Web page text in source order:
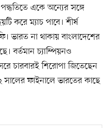
একে অন্যের সঙ্গে
করে ম্যাচ পাবে। শীর্ষ
ভারত না থাকায় বাংলাদেশের
বর্তমান চ্যাম্পিয়নও
চারবারই শিরোপা জিতেছেন
সালের ফাইনালে ভারতের কাছে